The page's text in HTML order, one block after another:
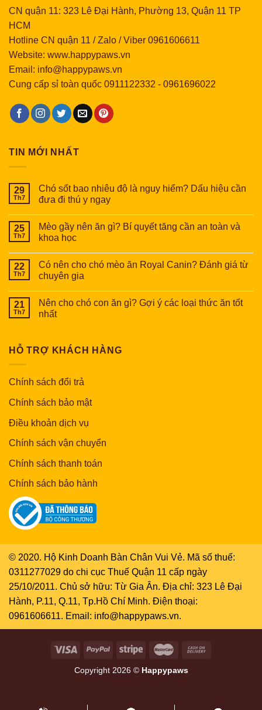
CN quận 11: 323 Lê Đại Hành, Phường 13, Quận 11 TP
HCM
Hotline CN quận 11 / Zalo / Viber 0961606611
Website: www.happypaws.vn
Email: info@happypaws.vn
Cung cấp sỉ toàn quốc 0911122332 - 0961696022
TIN MỚI NHẤT
29
Th7
Chó sốt bao nhiêu độ là nguy hiểm? Dấu hiệu cần
đưa đi thú y ngay
25
Th7
Mèo gầy nên ăn gì? Bí quyết tăng cần an toàn và
khoa học
22
Th7
Có nên cho chó mèo ăn Royal Canin? Đánh giá từ
chuyên gia
21
Th7
Nên cho chó con ăn gì? Gợi ý các loại thức ăn tốt
nhất
HỖ TRỢ KHÁCH HÀNG
Chính sách đổi trả
Chính sách bảo mật
Điều khoản dịch vụ
Chính sách vận chuyển
Chính sách thanh toán
Chính sách bảo hành
© 2020. Hộ Kinh Doanh Bàn Chân Vui Vẻ. Mã số thuế:
0311277029 do chi cục Thuế Quận 11 cấp ngày
25/10/2011. Chủ sở hữu: Từ Gia Ân. Địa chỉ: 323 Lê Đại
Hành, P.11, Q.11, Tp.Hồ Chí Minh. Điện thoại:
0961606611. Email: info@happypaws.vn.
Copyright 2026 © Happypaws